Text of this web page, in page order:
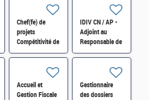
Chef(fe) de
projets
Compétitivité de
l'énergie-SI-
IDIV CN / AP -
Adjoint au
Responsable de
la Division des
juridiques et du
contentieux H/F
Accueil et
Gestion Fiscale
Gestionnaire
des dossiers